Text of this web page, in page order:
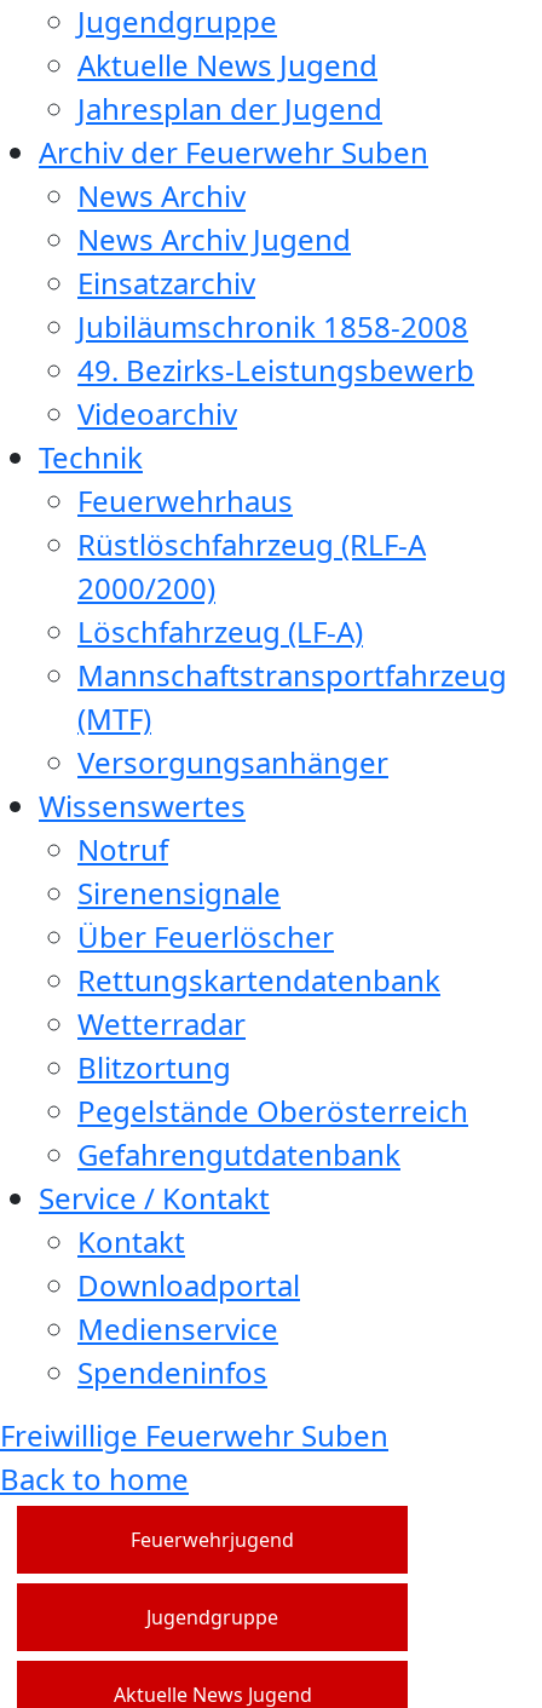
Jugendgruppe
Aktuelle News Jugend
Jahresplan der Jugend
Archiv der Feuerwehr Suben
News Archiv
News Archiv Jugend
Einsatzarchiv
Jubiläumschronik 1858-2008
49. Bezirks-Leistungsbewerb
Videoarchiv
Technik
Feuerwehrhaus
Rüstlöschfahrzeug (RLF-A
2000/200)
Löschfahrzeug (LF-A)
Mannschaftstransportfahrzeug
(MTF)
Versorgungsanhänger
Wissenswertes
Notruf
Sirenensignale
Über Feuerlöscher
Rettungskartendatenbank
Wetterradar
Blitzortung
Pegelstände Oberösterreich
Gefahrengutdatenbank
Service / Kontakt
Kontakt
Downloadportal
Medienservice
Spendeninfos
Freiwillige Feuerwehr Suben
Back to home
Feuerwehrjugend
Jugendgruppe
Aktuelle News Jugend